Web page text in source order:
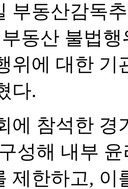
부동산감독
동산 불법
위에 대한 기
다.
에 참석한
성해 내부
제한하고, 이